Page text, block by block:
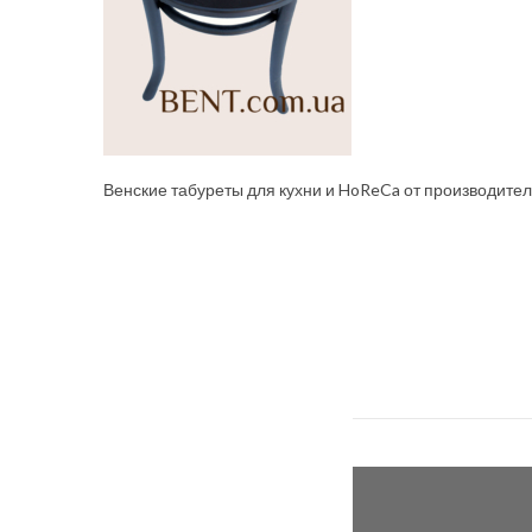
Венские табуреты для кухни и HoReCa от